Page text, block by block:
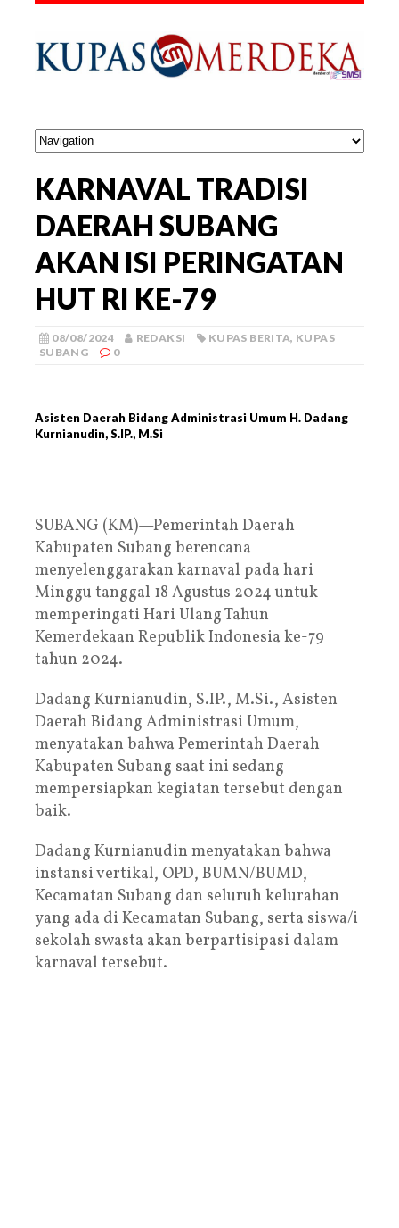
KARNAVAL TRADISI
DAERAH SUBANG
AKAN ISI PERINGATAN
HUT RI KE-79
08/08/2024 REDAKSI KUPAS BERITA, KUPAS
SUBANG
0
Asisten Daerah Bidang Administrasi Umum H. Dadang
Kurnianudin, S.IP., M.Si
SUBANG (KM)—Pemerintah Daerah
Kabupaten Subang berencana
menyelenggarakan karnaval pada hari
Minggu tanggal 18 Agustus 2024 untuk
memperingati Hari Ulang Tahun
Kemerdekaan Republik Indonesia ke-79
tahun 2024.
Dadang Kurnianudin, S.IP., M.Si., Asisten
Daerah Bidang Administrasi Umum,
menyatakan bahwa Pemerintah Daerah
Kabupaten Subang saat ini sedang
mempersiapkan kegiatan tersebut dengan
baik.
Dadang Kurnianudin menyatakan bahwa
instansi vertikal, OPD, BUMN/BUMD,
Kecamatan Subang dan seluruh kelurahan
yang ada di Kecamatan Subang, serta siswa/i
sekolah swasta akan berpartisipasi dalam
karnaval tersebut.